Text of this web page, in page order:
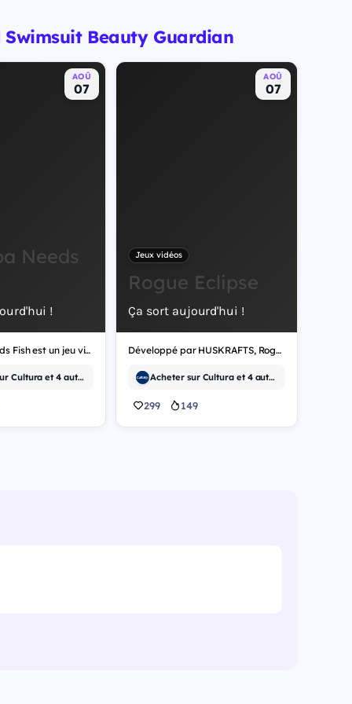
Beauty Guardian
AOÛ
07
Needs
!
Grandpa Needs Fish est un jeu vidéo de simulation.
Acheter sur Cultura et 4 autres
AOÛ
07
Jeux vidéos
Rogue Eclipse
Ça sort aujourd'hui !
Développé par HUSKRAFTS, Rogue Eclipse est un jeu vidéo d'indépendant.
Acheter sur Cultura et 4 autres
299 149